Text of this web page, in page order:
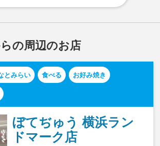
の周辺のお店
とみらい 食べる
お好み焼き
ぼてぢゅう 横浜ラン
ドマーク店